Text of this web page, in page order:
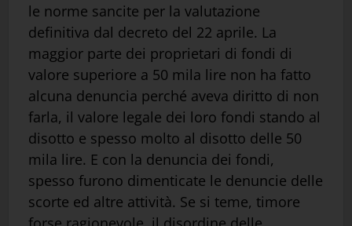
le norme sancite per la valutazione
definitiva dal decreto del 22 aprile. La
maggior parte dei proprietari di fondi di
valore superiore a 50 mila lire non ha fatto
alcuna denuncia perché aveva diritto di non
farla, il valore legale dei loro fondi stando al
disotto e spesso molto al disotto delle 50
mila lire. E con la denuncia dei fondi,
spesso furono dimenticate le denuncie delle
scorte ed altre attività. Se si teme, timore